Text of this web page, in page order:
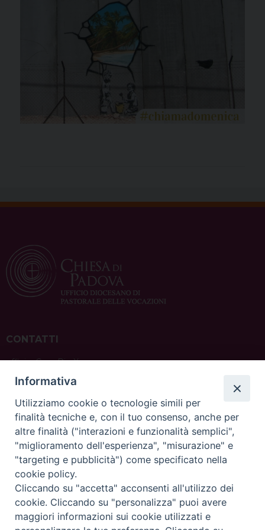
CONTATTI
ufficio: Casa Pio X
via Bonporti, 20 – 35141 Padova
tel: +39 351 619 2354
e mail:ufficiovocazionipadova@gmail.com
sede: Casa Sant'Andrea
via Valmarana, 20 – 35133 Padova
instagram:@casasantandreapadova
e mail:casasantandreapadova@gmail.com
Informativa
Utilizziamo cookie o tecnologie simili per
finalità tecniche e, con il tuo consenso, anche per
altre finalità ("interazioni e funzionalità semplici",
"miglioramento dell'esperienza", "misurazione" e
"targeting e pubblicità") come specificato nella
cookie policy.
Cliccando su "accetta" acconsenti all'utilizzo dei
cookie. Cliccando su "personalizza" puoi avere
maggiori informazioni sui cookie utilizzati e